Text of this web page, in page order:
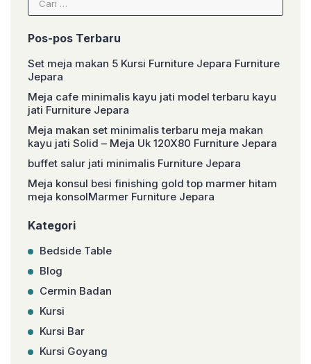
untuk:
Pos-pos Terbaru
Set meja makan 5 Kursi Furniture Jepara Furniture
Jepara
Meja cafe minimalis kayu jati model terbaru kayu
jati Furniture Jepara
Meja makan set minimalis terbaru meja makan
kayu jati Solid – Meja Uk 120X80 Furniture Jepara
buffet salur jati minimalis Furniture Jepara
Meja konsul besi finishing gold top marmer hitam
meja konsolMarmer Furniture Jepara
Kategori
Bedside Table
Blog
Cermin Badan
Kursi
Kursi Bar
Kursi Goyang